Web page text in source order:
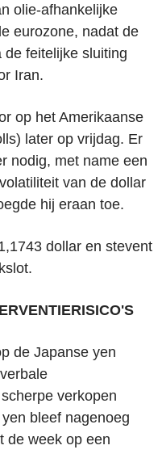
olie-afhankelijke
eurozone, nadat de
feitelijke sluiting
Iran.
op het Amerikaanse
later op vrijdag. Er
nodig, met name een
van de dollar
hij eraan toe.
dollar en stevent
de Japanse yen
verkopen
bleef nagenoeg
de week op een